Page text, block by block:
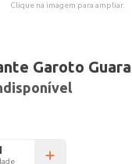
Clique na imagem para ampliar.
Garoto